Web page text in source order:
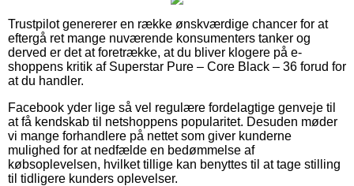
Trustpilot genererer en række ønskværdige chancer for at
eftergå ret mange nuværende konsumenters tanker og
derved er det at foretrække, at du bliver klogere på e-
shoppens kritik af Superstar Pure – Core Black – 36 forud for
at du handler.
Facebook yder lige så vel regulære fordelagtige genveje til
at få kendskab til netshoppens popularitet. Desuden møder
vi mange forhandlere på nettet som giver kunderne
mulighed for at nedfælde en bedømmelse af
købsoplevelsen, hvilket tillige kan benyttes til at tage stilling
til tidligere kunders oplevelser.